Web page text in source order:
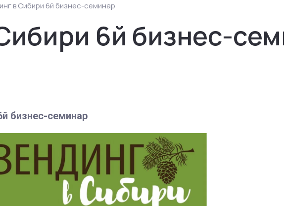
в Сибири 6й бизнес-семинар
6й бизнес-
бизнес-семинар